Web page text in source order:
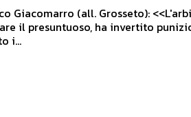
Giacomarro (all. Grosseto):
il presuntuoso, ha invertito
i...